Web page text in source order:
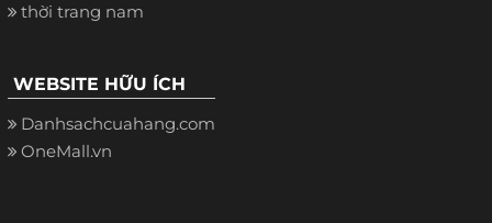
thời trang nam
WEBSITE HỮU ÍCH
Danhsachcuahang.com
OneMall.vn